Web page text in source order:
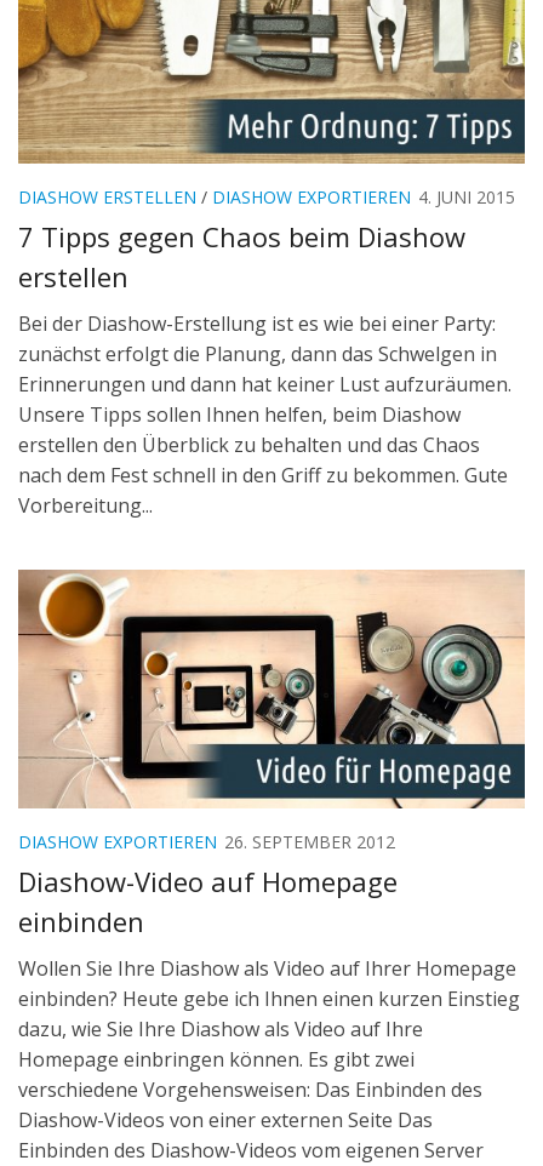
DIASHOW ERSTELLEN / DIASHOW EXPORTIEREN 4. JUNI 2015
7 Tipps gegen Chaos beim Diashow
erstellen
Bei der Diashow-Erstellung ist es wie bei einer Party:
zunächst erfolgt die Planung, dann das Schwelgen in
Erinnerungen und dann hat keiner Lust aufzuräumen.
Unsere Tipps sollen Ihnen helfen, beim Diashow
erstellen den Überblick zu behalten und das Chaos
nach dem Fest schnell in den Griff zu bekommen. Gute
Vorbereitung...
DIASHOW EXPORTIEREN 26. SEPTEMBER 2012
Diashow-Video auf Homepage
einbinden
Wollen Sie Ihre Diashow als Video auf Ihrer Homepage
einbinden? Heute gebe ich Ihnen einen kurzen Einstieg
dazu, wie Sie Ihre Diashow als Video auf Ihre
Homepage einbringen können. Es gibt zwei
verschiedene Vorgehensweisen: Das Einbinden des
Diashow-Videos von einer externen Seite Das
Einbinden des Diashow-Videos vom eigenen Server